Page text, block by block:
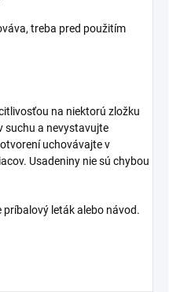
treba pred použitím
na niektorú zložku
suchu a nevystavujte
uchovávajte v
Usadeniny nie sú chybou
leták alebo návod.